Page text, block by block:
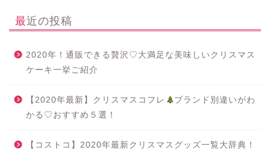
最近の投稿
2020年！通販できる贅沢♡大満足な美味しいクリスマス
ケーキ一挙ご紹介
【2020年最新】クリスマスコフレ
ブランド別違いがわ
かる♡おすすめ５選！
【コストコ】2020年最新クリスマスグッズ一覧大辞典！